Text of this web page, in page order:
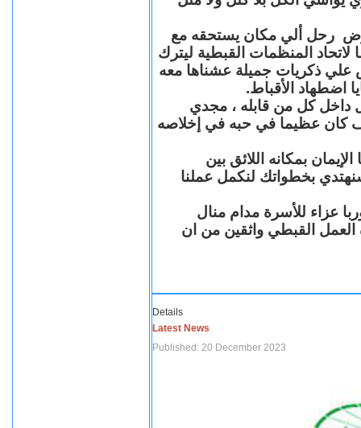
رحل ألي مكان يستحقه مع
المنظمات القبطية ليترك
علي ذكريات جميلة عشناها معه
اضطهاد الأقباط.
داخل كل من قابله ، مجدي
عظيما في حبه في إخلاصه
بمكانه اللائق بين
بخطواتك لنكمل عملنا
عزاء للأسرة مدام منال
العمل القبطي واثقين من ان
Details
Latest News
Published: 20 December 2023